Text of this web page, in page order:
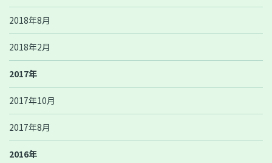
2018年8月
2018年2月
2017年
2017年10月
2017年8月
2016年